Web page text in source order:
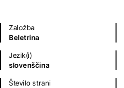
Založba
Beletrina
Jezik(i)
slovenščina
Število strani